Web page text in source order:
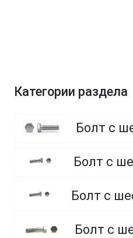
Категории раздела